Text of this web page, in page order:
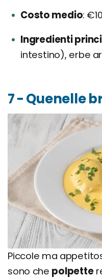
Costo medio
Ingredienti
intestino), erbe
7 - Quenelle
Piccole ma
sono che polpette